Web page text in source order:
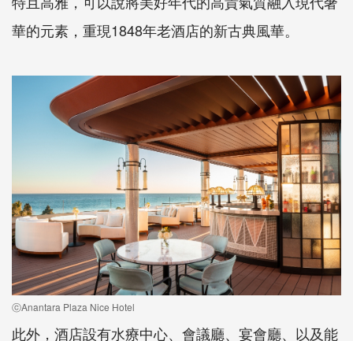
華的元素，重現1848年老酒店的新古典風華。
ⓒAnantara Plaza Nice Hotel
此外，酒店設有水療中心、會議廳、宴會廳、以及能